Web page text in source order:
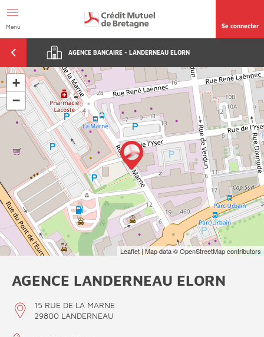
page accessibilité
Menu Se connecter
AGENCE BANCAIRE - LANDERNEAU ELORN
AGENCE LANDERNEAU ELORN
15 RUE DE LA MARNE
29800 LANDERNEAU
+
−
Leaflet| Map data ©OpenStreetMapcontributors